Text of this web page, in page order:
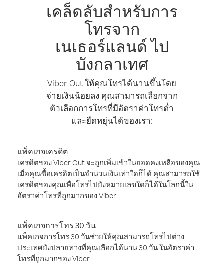
เคล็ดลับสำหรับการ
โทรจาก
เนเธอร์แลนด์ ไป
บังกลาเทศ
Viber Out ให้คุณโทรได้นานขึ้นโดย
จ่ายเงินน้อยลง คุณสามารถเลือกจาก
ตัวเลือกการโทรที่มีอัตราค่าโทรต่ำ
และยืดหยุ่นได้ของเรา:
แพ็คเกจเครดิต
เครดิตของ Viber Out จะถูกเพิ่มเข้าในยอดคงเหลือของคุณ
เมื่อคุณซื้อเครดิตเป็นจำนวนเงินเท่าใดก็ได้ คุณสามารถใช้
เครดิตของคุณเพื่อโทรไปยังหมายเลขใดก็ได้ในโลกนี้ใน
อัตราค่าโทรที่ถูกมากของ Viber
แพ็คเกจการโทร 30 วัน
แพ็คเกจการโทร 30 วันช่วยให้คุณสามารถโทรไปต่าง
ประเทศยังปลายทางที่คุณเลือกได้นาน 30 วัน ในอัตราค่า
โทรที่ถูกมากของ Viber